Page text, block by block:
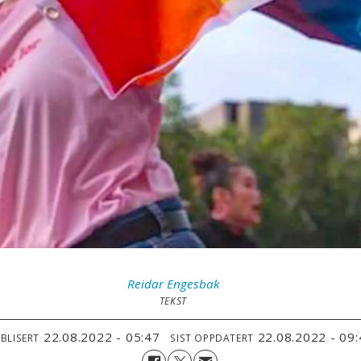
Reidar Engesbak
TEKST
22.08.2022 - 05:47 SIST OPPDATERT 22.08.2022 -